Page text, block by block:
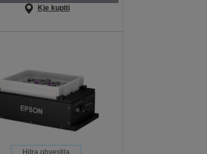
Kje kupiti
Hitra obvestila